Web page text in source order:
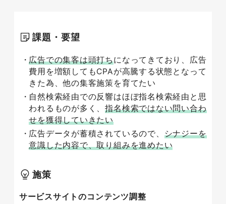
課題・要望
広告での集客は頭打ちになってきており、広告
費用を増額してもCPAが高騰する状態となって
きた為、他の集客施策を育てたい
自然検索経由での反響はほぼ指名検索経由と思
われるものが多く、指名検索ではない問い合わ
せを獲得していきたい
広告データが蓄積されているので、 シナジーを
意識した内容で、取り組みを進めたい
施策
サービスサイトのコンテンツ調整